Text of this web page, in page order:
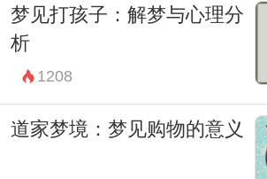
最后，无论梦境如何，它都
心的一面镜子，帮助我们反
黑色绵羊可能是在向我们传
梦见打孩子：解梦与心理分
析
1208
道家梦境：梦见购物的意义